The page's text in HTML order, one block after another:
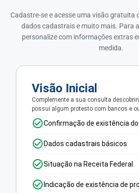
Cadastre-se e acesse uma visão gratuita
dados cadastrais e muito mais. Para
personalize com informações extras
medida.
Visão Inicial
Complemente a sua consulta
possui algum protesto com bancos e
Confirmação de existência do
Dados cadastrais básicos
Situação na Receita Federal
Indicação de existência de